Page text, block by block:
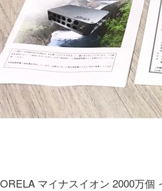
ORELA マイナスイオン 2000万